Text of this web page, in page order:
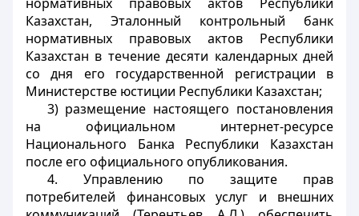
Казахстан, Эталонный контрольный банк
нормативных правовых актов Республики
Казахстан в течение десяти календарных дней
со дня его государственной регистрации в
Министерстве юстиции Республики Казахстан;
3) размещение настоящего постановления
на официальном интернет-ресурсе
Национального Банка Республики Казахстан
после его официального опубликования.
4. Управлению по защите прав
потребителей финансовых услуг и внешних